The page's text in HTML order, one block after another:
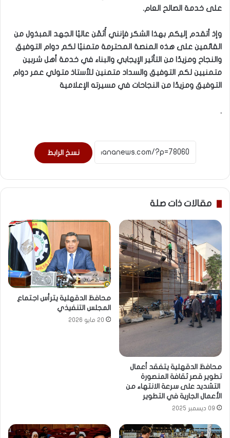
على خدمة الصالح العام.
وإذ أتقدم إليكم بهذا الشكر فإنني أُثمّن عاليًا الجهد المبذول من
القائمين على هذه المنصة المحترمة متمنيًا لكم دوام التوفيق
والنجاح ومزيدًا من التأثير الإيجابي والبناء في خدمة أهل شربين
متمنيين لكم التوفيق والسداد متمنين للأستاذ متولي عمر دوام
التوفيق ومزيدًا من النجاحات في مسيرته الإعلامية
.
نسخ الرابط
مقالات ذات صلة
محافظ الدقهلية يتفقد أعمال
تطوير قصر ثقافة المنصورة
التشديد على سرعة الانتهاء من
الأعمال الجارية في التطوير
09 ديسمبر 2025
محافظ الدقهلية يترأس اجتماع
المجلس التنفيذي
20 مايو 2026